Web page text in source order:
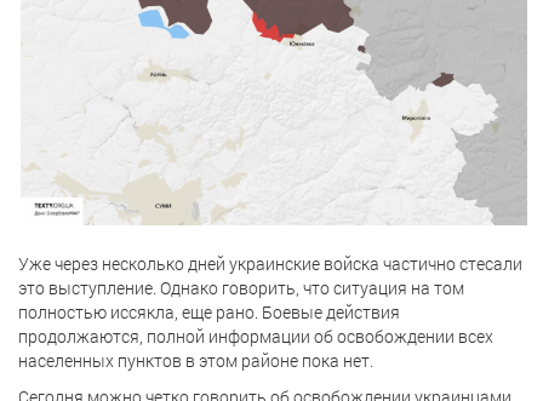
Уже через несколько дней украинские войска частично стесали
это выступление. Однако говорить, что ситуация на том
полностью иссякла, еще рано. Боевые действия
продолжаются, полной информации об освобождении всех
населенных пунктов в этом районе пока нет.